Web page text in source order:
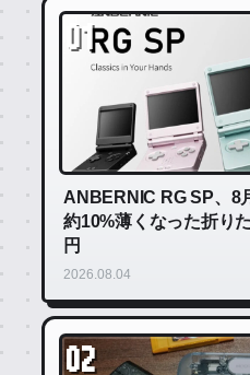
01
ANBERNIC RG SP、8
約10%薄くなった折り
円
2026.08.04
02